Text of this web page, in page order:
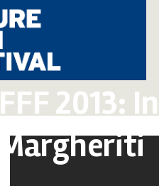
FFF 2013:
Margheriti